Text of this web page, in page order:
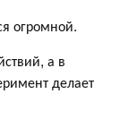
огромной.
а в
делает